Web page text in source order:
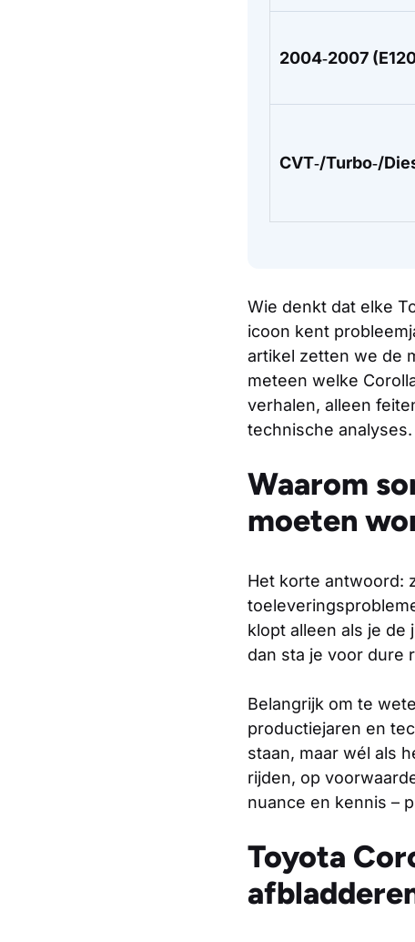
2004‑2007
CVT‑/Turbo‑/
Wie denkt dat elke
icoon kent
artikel zetten we de
meteen welke
verhalen, alleen
technische analyses.
Waarom
moeten
Het korte antwoord:
klopt alleen als je de
dan sta je voor dure
Belangrijk om te
productiejaren en
staan, maar wél als
rijden, op
nuance en kennis –
Toyota